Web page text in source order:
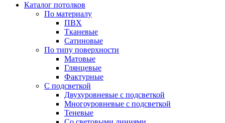
Каталог потолков
По материалу
ПВХ
Тканевые
Сатиновые
По типу поверхности
Матовые
Глянцевые
Фактурные
С подсветкой
Двухуровневые с подсветкой
Многоуровневые с подсветкой
Теневые